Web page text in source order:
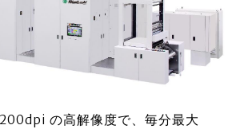
の高解像度で、毎分最大